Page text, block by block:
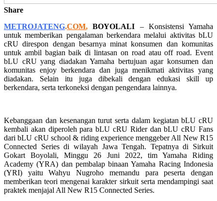
Share
METROJATENG.COM, BOYOLALI – Konsistensi Yamaha
untuk memberikan pengalaman berkendara melalui aktivitas bLU
cRU direspon dengan besarnya minat konsumen dan komunitas
untuk ambil bagian baik di lintasan on road atau off road. Event
bLU cRU yang diadakan Yamaha bertujuan agar konsumen dan
komunitas enjoy berkendara dan juga menikmati aktivitas yang
diadakan. Selain itu juga dibekali dengan edukasi skill up
berkendara, serta terkoneksi dengan pengendara lainnya.
Kebanggaan dan kesenangan turut serta dalam kegiatan bLU cRU
kembali akan diperoleh para bLU cRU Rider dan bLU cRU Fans
dari bLU cRU school & riding experience menggeber All New R15
Connected Series di wilayah Jawa Tengah. Tepatnya di Sirkuit
Gokart Boyolali, Minggu 26 Juni 2022, tim Yamaha Riding
Academy (YRA) dan pembalap binaan Yamaha Racing Indonesia
(YRI) yaitu Wahyu Nugroho memandu para peserta dengan
memberikan teori mengenai karakter sirkuit serta mendampingi saat
praktek menjajal All New R15 Connected Series.